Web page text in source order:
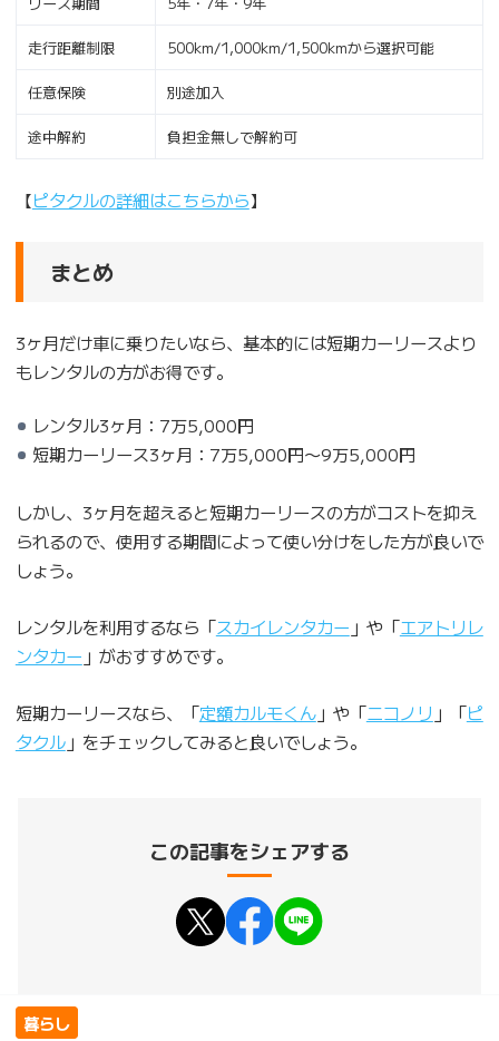
走行距離制限 500km/1,000km/1,500kmから選択可能
任意保険 別途加入
途中解約 負担金無しで解約可
【ピタクルの詳細はこちらから】
まとめ
3ヶ月だけ車に乗りたいなら、基本的には短期カーリースより
もレンタルの方がお得です。
レンタル3ヶ月：7万5,000円
短期カーリース3ヶ月：7万5,000円〜9万5,000円
しかし、3ヶ月を超えると短期カーリースの方がコストを抑え
られるので、使用する期間によって使い分けをした方が良いで
しょう。
レンタルを利用するなら「スカイレンタカー 」や「エアトリレ
ンタカー 」がおすすめです。
短期カーリースなら、「定額カルモくん」や「ニコノリ 」「ピ
タクル」をチェックしてみると良いでしょう。
この記事をシェアする
暮らし